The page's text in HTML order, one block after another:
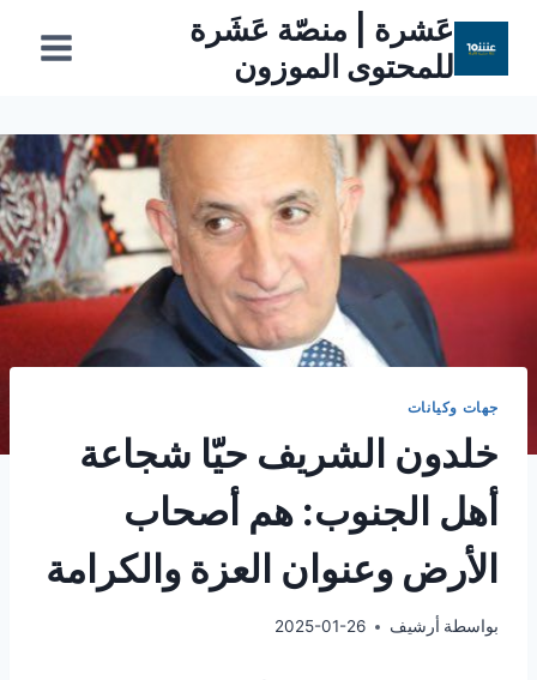
المحتوى
عَشرة | منصّة عَشَرة
للمحتوى الموزون
جهات وكيانات
خلدون الشريف حيّا شجاعة
أهل الجنوب: هم أصحاب
الأرض وعنوان العزة والكرامة
بواسطة أرشيف 2025-01-26